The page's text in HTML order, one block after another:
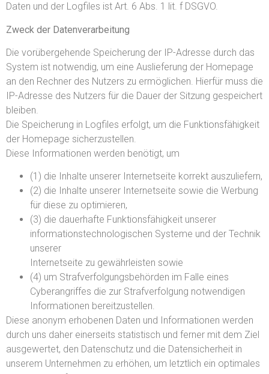
Daten und der Logfiles ist Art. 6 Abs. 1 lit. f DSGVO.
Zweck der Datenverarbeitung
Die vorübergehende Speicherung der IP-Adresse durch das
System ist notwendig, um eine Auslieferung der Homepage
an den Rechner des Nutzers zu ermöglichen. Hierfür muss die
IP-Adresse des Nutzers für die Dauer der Sitzung gespeichert
bleiben.
Die Speicherung in Logfiles erfolgt, um die Funktionsfähigkeit
der Homepage sicherzustellen.
Diese Informationen werden benötigt, um
(1) die Inhalte unserer Internetseite korrekt auszuliefern,
(2) die Inhalte unserer Internetseite sowie die Werbung
für diese zu optimieren,
(3) die dauerhafte Funktionsfähigkeit unserer
informationstechnologischen Systeme und der Technik
unserer
Internetseite zu gewährleisten sowie
(4) um Strafverfolgungsbehörden im Falle eines
Cyberangriffes die zur Strafverfolgung notwendigen
Informationen bereitzustellen.
Diese anonym erhobenen Daten und Informationen werden
durch uns daher einerseits statistisch und ferner mit dem Ziel
ausgewertet, den Datenschutz und die Datensicherheit in
unserem Unternehmen zu erhöhen, um letztlich ein optimales